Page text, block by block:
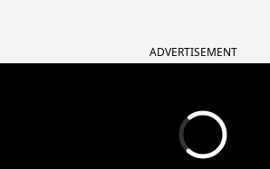
ADVERTISEMENT